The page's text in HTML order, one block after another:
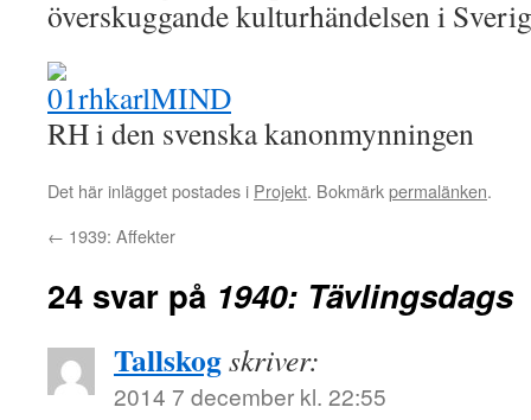
överskuggande kulturhändelsen i
RH i den svenska kanonmynningen
Det här inlägget postades i Projekt. Bokmärkpermalänken.
← 1939: Affekter
24 svar på 1940: Tävlingsdags
Tallskogskriver:
2014 7 december kl. 22:55